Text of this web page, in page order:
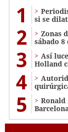
1
si se
2
Zonas
sábado 8
3
Así
Holland
4
5
Ronald